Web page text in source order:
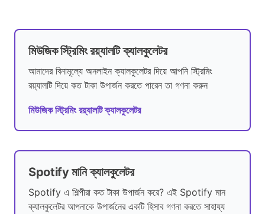
মিউজিক স্ট্রিমিং রয়্যালটি ক্যালকুলেটর
আমাদের বিনামূল্যে অনলাইন ক্যালকুলেটর দিয়ে আপনি স্ট্রিমিং
রয়্যালটি দিয়ে কত টাকা উপার্জন করতে পারেন তা গণনা করুন
মিউজিক স্ট্রিমিং রয়্যালটি ক্যালকুলেটর
Spotify মানি ক্যালকুলেটর
Spotify এ শিল্পীরা কত টাকা উপার্জন করে? এই Spotify মান
ক্যালকুলেটর আপনাকে উপার্জনের একটি হিসাব গণনা করতে সাহায্য